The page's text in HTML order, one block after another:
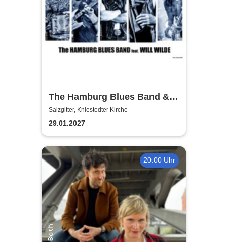
The Hamburg Blues Band &
Friends
Salzgitter, Kniestedter Kirche
29.01.2027
20:00 Uhr